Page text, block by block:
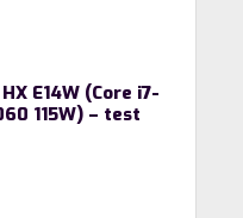
E14W (Core i7-
115W) – test